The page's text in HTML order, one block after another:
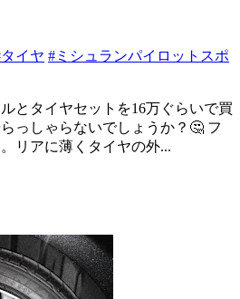
イヤ #ミシュランパイロットスポ
とタイヤセットを16万ぐらいで買
っしゃらないでしょうか？🤔 フ
リアに薄くタイヤの外...